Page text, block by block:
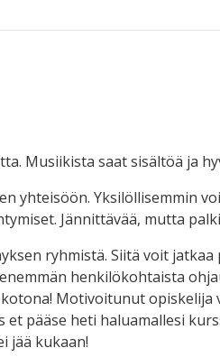
Musiikista saat sisältöä ja
yhteisöön. Yksilöllisemmin
Jännittävää, mutta
ryhmistä. Siitä voit jatkaa
henkilökohtaista
Motivoitunut opiskelija
pääse heti haluamallesi
jää kukaan!